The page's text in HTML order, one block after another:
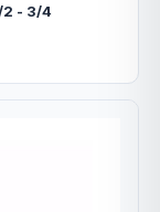
2 - 3/4